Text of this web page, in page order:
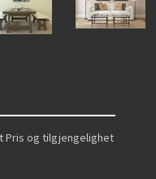
Pris og tilgjengelighet